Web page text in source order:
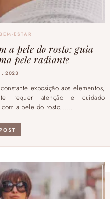
ESTAR
a pele do rosto: guia
pele radiante
. 2023
exposição aos elementos,
requer atenção e cuidado
com a pele do rosto......